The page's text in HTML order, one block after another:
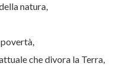
natura,
che divora la Terra,